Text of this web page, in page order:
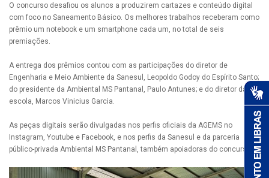
O concurso desafiou os alunos a produzirem cartazes e conteúdo digital
com foco no Saneamento Básico. Os melhores trabalhos receberam como
prêmio um notebook e um smartphone cada um, no total de seis
premiações.
A entrega dos prêmios contou com as participações do diretor de
Engenharia e Meio Ambiente da Sanesul, Leopoldo Godoy do Espírito Santo;
do presidente da Ambiental MS Pantanal, Paulo Antunes; e do diretor da
escola, Marcos Vinicius Garcia.
As peças digitais serão divulgadas nos perfis oficiais da AGEMS no
Instagram, Youtube e Facebook, e nos perfis da Sanesul e da parceria
público-privada Ambiental MS Pantanal, também apoiadoras do concurso.